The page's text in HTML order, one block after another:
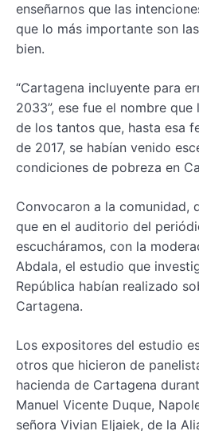
enseñarnos que las
que lo más importante son
bien.
“Cartagena incluyente para
2033”, ese fue el nombre
de los tantos que, hasta esa
de 2017, se habían venido
condiciones de pobreza en
Convocaron a la comunidad,
que en el auditorio del
escucháramos, con la
Abdala, el estudio que
República habían realizado
Cartagena.
Los expositores del estudio
otros que hicieron de
hacienda de Cartagena
Manuel Vicente Duque,
señora Vivian Eljaiek, de la